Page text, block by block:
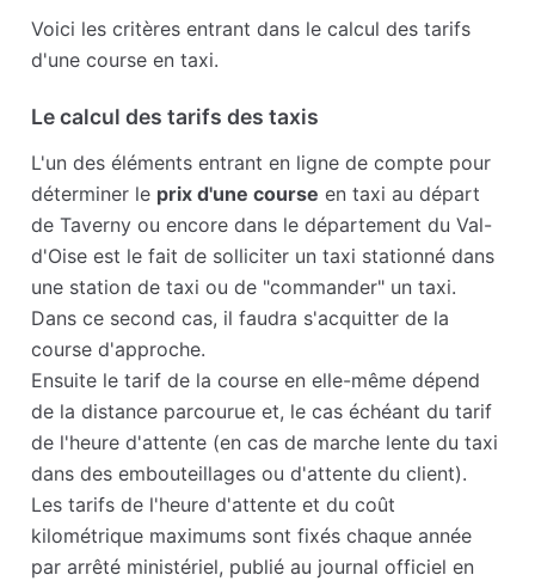
Voici les critères entrant dans le calcul des tarifs
d'une course en taxi.
Le calcul des tarifs des taxis
L'un des éléments entrant en ligne de compte pour
déterminer le prix d'une course en taxi au départ
de Taverny ou encore dans le département du Val-
d'Oise est le fait de solliciter un taxi stationné dans
une station de taxi ou de "commander" un taxi.
Dans ce second cas, il faudra s'acquitter de la
course d'approche.
Ensuite le tarif de la course en elle-même dépend
de la distance parcourue et, le cas échéant du tarif
de l'heure d'attente (en cas de marche lente du taxi
dans des embouteillages ou d'attente du client).
Les tarifs de l'heure d'attente et du coût
kilométrique maximums sont fixés chaque année
par arrêté ministériel, publié au journal officiel en